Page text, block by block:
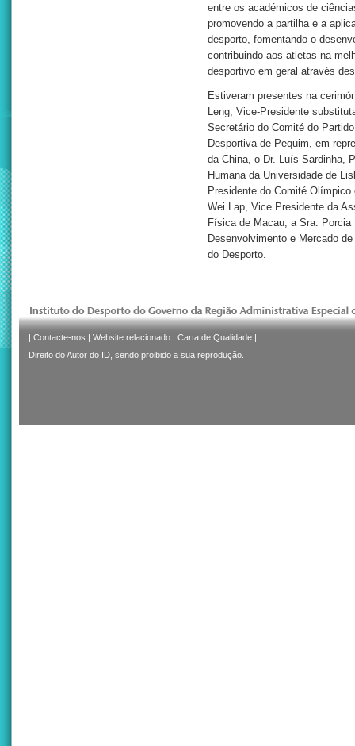
entre os académicos de
promovendo a partilha e a
desporto, fomentando o
contribuindo aos atletas na
desportivo em geral através
Estiveram presentes na
Leng, Vice-Presidente
Secretário do Comité do
Desportiva de Pequim, em
da China, o Dr. Luís Sardinha,
Humana da Universidade de
Presidente do Comité
Wei Lap, Vice Presidente da
Física de Macau, a Sra.
Desenvolvimento e Mercado
do Desporto.
| Contacte-nos | Website relacionado | Carta de Qualidade |
Direito do Autor do ID, sendo proibido a sua reprodução.